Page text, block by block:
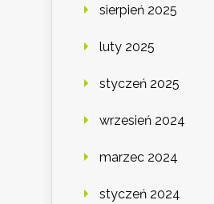
sierpień 2025
luty 2025
styczeń 2025
wrzesień 2024
marzec 2024
styczeń 2024